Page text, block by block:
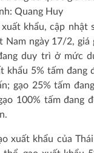
Quang Huy
khẩu, cập nhật
Nam ngày 17/2, giá
duy trì ở mức
khẩu 5% tấm đang
gạo 25% tấm
100% tấm đang
xuất khẩu của